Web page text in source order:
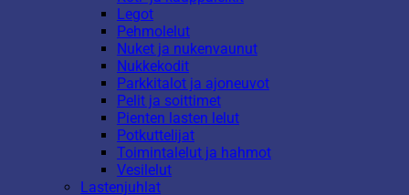
Legot
Pehmolelut
Nuket ja nukenvaunut
Nukkekodit
Parkkitalot ja ajoneuvot
Pelit ja soittimet
Pienten lasten lelut
Potkuttelijat
Toimintalelut ja hahmot
Vesilelut
Lastenjuhlat